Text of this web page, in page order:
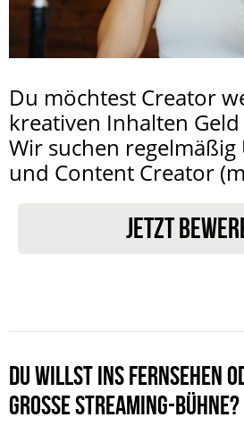
Du möchtest Creator
kreativen Inhalten
Wir suchen regelmäßig
und Content Creator
JETZT
DU WILLST INS FERNSEHEN
GROSSE STREAMING-BÜHNE?